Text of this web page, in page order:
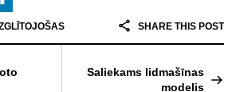
SHARE THIS POST
Saliekams lidmašīnas
modelis